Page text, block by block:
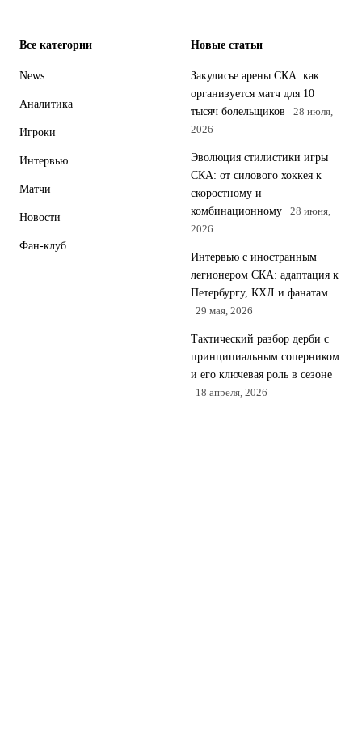
Все категории
News
Аналитика
Игроки
Интервью
Матчи
Новости
Фан-клуб
Новые статьи
Закулисье арены СКА: как
организуется матч для 10
тысяч болельщиков
28 июля,
2026
Эволюция стилистики игры
СКА: от силового хоккея к
скоростному и
комбинационному
28 июня,
2026
Интервью с иностранным
легионером СКА: адаптация к
Петербургу, КХЛ и фанатам
29 мая, 2026
Тактический разбор дерби с
принципиальным соперником
и его ключевая роль в сезоне
18 апреля, 2026